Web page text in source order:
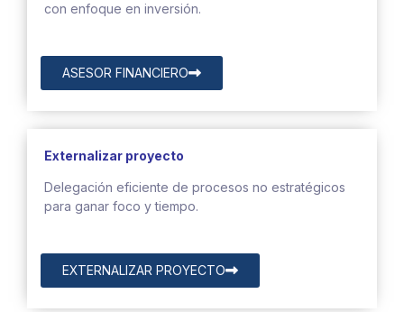
con enfoque en inversión.
ASESOR FINANCIERO
Externalizar proyecto
Delegación eficiente de procesos no estratégicos
para ganar foco y tiempo.
EXTERNALIZAR PROYECTO